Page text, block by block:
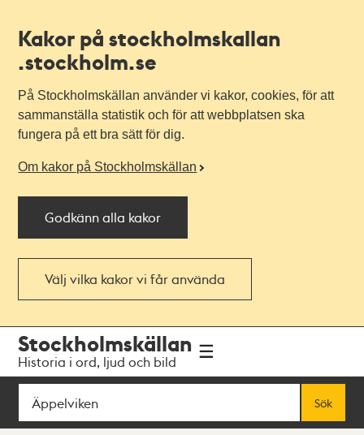
Kakor på stockholmskallan
.stockholm.se
På Stockholmskällan använder vi kakor, cookies, för att
sammanställa statistik och för att webbplatsen ska
fungera på ett bra sätt för dig.
Om kakor på Stockholmskällan
Godkänn alla kakor
Välj vilka kakor vi får använda
navigationen
huvudinnehållet
Stockholmskällan
Historia i ord, ljud och bild
Sök
Sök